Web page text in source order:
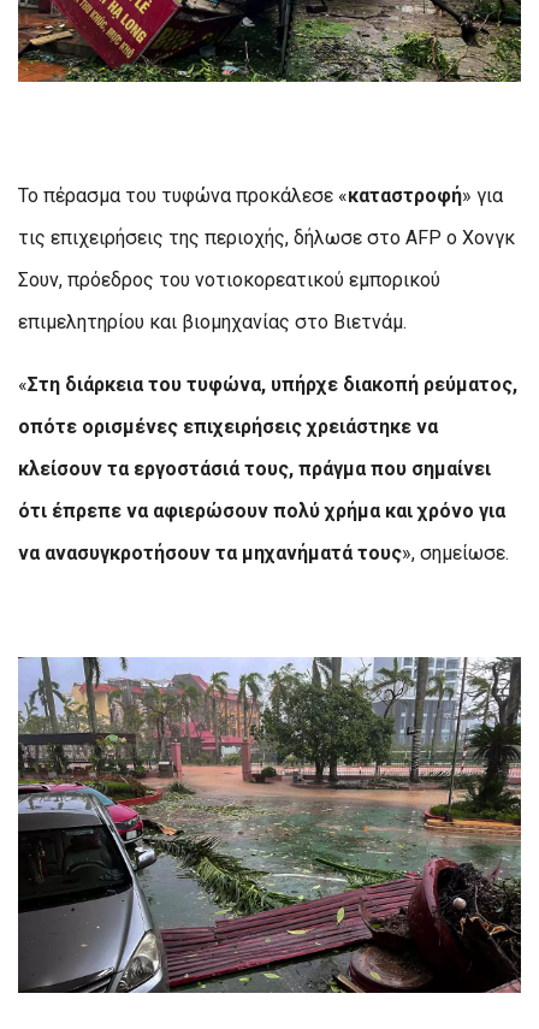
Το πέρασμα του τυφώνα προκάλεσε «καταστροφή» για
τις επιχειρήσεις της περιοχής, δήλωσε στο AFP ο Χονγκ
Σουν, πρόεδρος του νοτιοκορεατικού εμπορικού
επιμελητηρίου και βιομηχανίας στο Βιετνάμ.
«Στη διάρκεια του τυφώνα, υπήρχε διακοπή ρεύματος,
οπότε ορισμένες επιχειρήσεις χρειάστηκε να
κλείσουν τα εργοστάσιά τους, πράγμα που σημαίνει
ότι έπρεπε να αφιερώσουν πολύ χρήμα και χρόνο για
να ανασυγκροτήσουν τα μηχανήματά τους», σημείωσε.